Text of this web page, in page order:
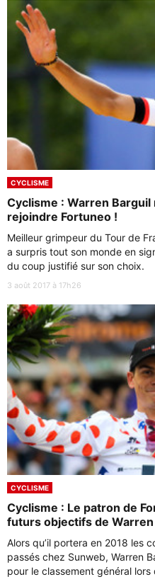
CYCLISME
Cyclisme : Warren
rejoindre Fortuneo !
Meilleur grimpeur du Tour de
a surpris tout son monde en
du coup justifié sur son choix.
3 août 2017 à 17h26
CYCLISME
Cyclisme : Le patron de
futurs objectifs de Warren
Alors qu’il portera en 2018 les
passés chez Sunweb, Warren
pour le classement général